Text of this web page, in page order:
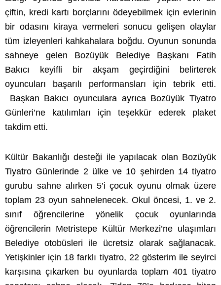
çiftin, kredi kartı borçlarını ödeyebilmek için evlerinin
bir odasını kiraya vermeleri sonucu gelişen olaylar
tüm izleyenleri kahkahalara boğdu. Oyunun sonunda
sahneye gelen Bozüyük Belediye Başkanı Fatih
Bakıcı keyifli bir akşam geçirdiğini belirterek
oyuncuları başarılı performansları için tebrik etti.
Başkan Bakıcı oyunculara ayrıca Bozüyük Tiyatro
Günleri’ne katılımları için teşekkür ederek plaket
takdim etti.
Kültür Bakanlığı desteği ile yapılacak olan Bozüyük
Tiyatro Günlerinde 2 ülke ve 10 şehirden 14 tiyatro
gurubu sahne alırken 5’i çocuk oyunu olmak üzere
toplam 23 oyun sahnelenecek. Okul öncesi, 1. ve 2.
sınıf öğrencilerine yönelik çocuk oyunlarında
öğrencilerin Metristepe Kültür Merkezi’ne ulaşımları
Belediye otobüsleri ile ücretsiz olarak sağlanacak.
Yetişkinler için 18 farklı tiyatro, 22 gösterim ile seyirci
karşısına çıkarken bu oyunlarda toplam 401 tiyatro